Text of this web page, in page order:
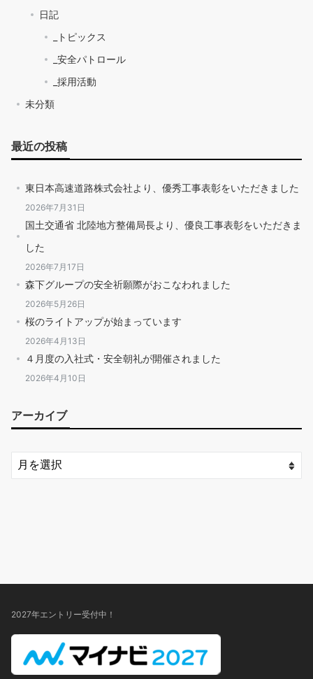
日記
_トピックス
_安全パトロール
_採用活動
未分類
最近の投稿
東日本高速道路株式会社より、優秀工事表彰をいただきました
2026年7月31日
国土交通省 北陸地方整備局長より、優良工事表彰をいただきま
した
2026年7月17日
森下グループの安全祈願際がおこなわれました
2026年5月26日
桜のライトアップが始まっています
2026年4月13日
４月度の入社式・安全朝礼が開催されました
2026年4月10日
アーカイブ
2027年エントリー受付中！